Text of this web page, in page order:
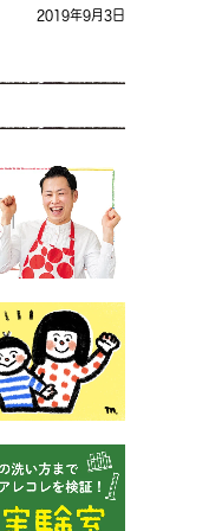
2019年9月3日